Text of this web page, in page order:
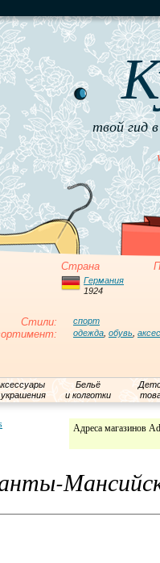
твой гид
Страна
Германия
1924
Стили: спорт
одежда обувь
Бельё
и колготки
Адреса магазинов